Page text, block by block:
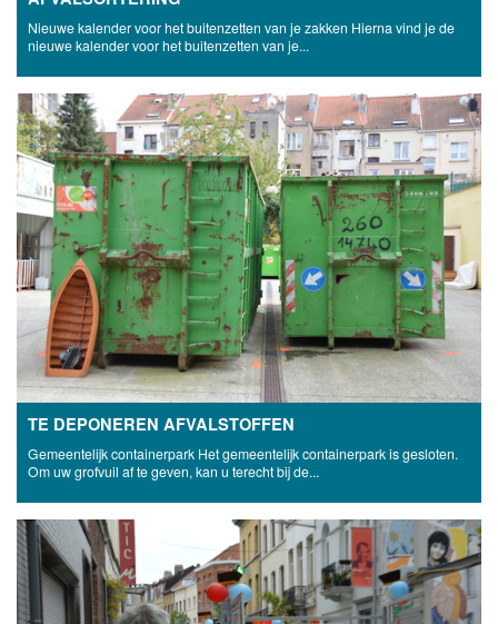
Nieuwe kalender voor het buitenzetten van je zakken Hierna vind je de
nieuwe kalender voor het buitenzetten van je...
TE DEPONEREN AFVALSTOFFEN
Gemeentelijk containerpark Het gemeentelijk containerpark is gesloten.
Om uw grofvuil af te geven, kan u terecht bij de...